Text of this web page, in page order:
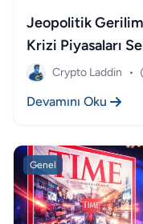
Jeopolitik
Krizi Piyasaları
Crypto Laddin •
Devamını Oku
Genel